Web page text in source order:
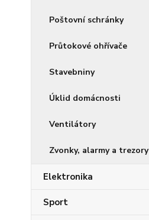
Poštovní schránky
Průtokové ohřívače
Stavebniny
Úklid domácnosti
Ventilátory
Zvonky, alarmy a trezory
Elektronika
Sport